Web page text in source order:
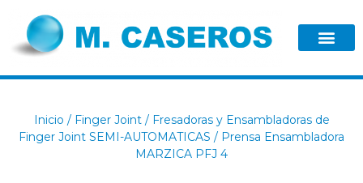
Inicio / Finger Joint/ Fresadoras y Ensambladoras de
Finger Joint SEMI-AUTOMATICAS / Prensa Ensambladora
MARZICA PFJ 4